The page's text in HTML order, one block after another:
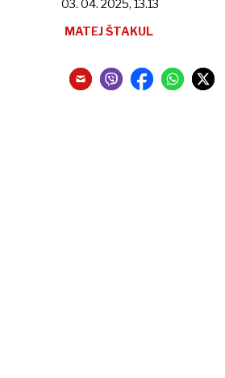
03. 04. 2025, 13.13
MATEJ ŠTAKUL